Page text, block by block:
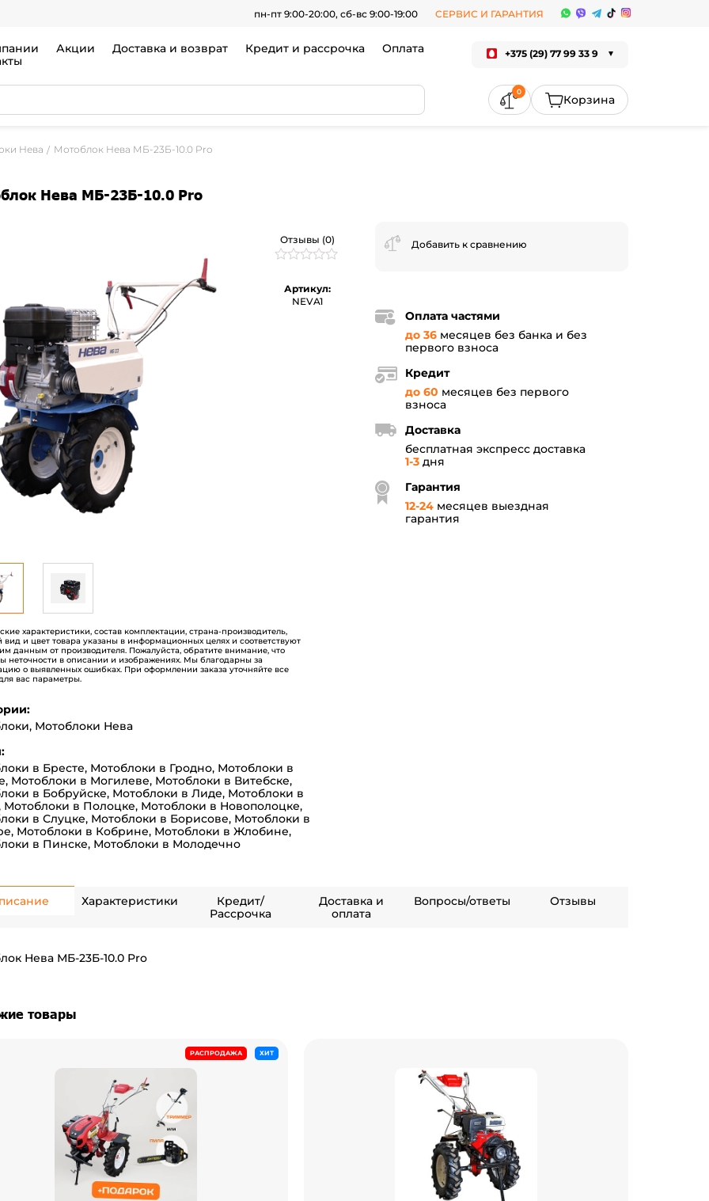
пн-пт 9:00-20:00, сб-вс 9:00-19:00 СЕРВИС И ГАРАНТИЯ
Акции Доставка и возврат Кредит и рассрочка
Оплата
+375 (29) 77 99 33 9
0
Нева Мотоблок Нева МБ-23Б-10.0 Pro
Нева МБ-23Б-10.0 Pro
Отзывы (0)
Артикул:
NEVA1
характеристики, состав комплектации, страна-производитель,
и цвет товара указаны в информационных целях и соответствуют
данным от производителя. Пожалуйста, обратите внимание, что
неточности в описании и изображениях. Мы благодарны за
о выявленных ошибках. При оформлении заказа уточняйте все
вас параметры.
, Мотоблоки Нева
в Бресте, Мотоблоки в Гродно, Мотоблоки в
, Мотоблоки в Могилеве, Мотоблоки в Витебске,
в Бобруйске, Мотоблоки в Лиде, Мотоблоки в
Мотоблоки в Полоцке, Мотоблоки в Новополоцке,
в Слуцке, Мотоблоки в Борисове, Мотоблоки в
, Мотоблоки в Кобрине, Мотоблоки в Жлобине,
в Пинске, Мотоблоки в Молодечно
Добавить к сравнению
Оплата частями
до 36 месяцев без банка и без
первого взноса
Кредит
до 60 месяцев без первого
взноса
Доставка
бесплатная экспресс доставка
1-3 дня
Гарантия
12-24 месяцев выездная
гарантия
Характеристики
Кредит/
Рассрочка
Доставка и
оплата
Вопросы/ответы Отзывы
Нева МБ-23Б-10.0 Pro
товары
РАСПРОДАЖА ХИТ